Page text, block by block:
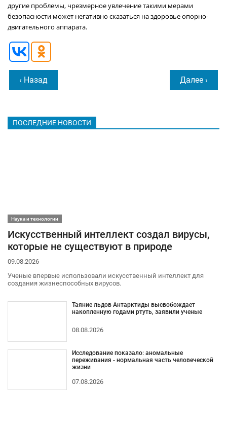
другие проблемы, чрезмерное увлечение такими мерами
безопасности может негативно сказаться на здоровье опорно-
двигательного аппарата.
‹ Назад Далее ›
ПОСЛЕДНИЕ НОВОСТИ
Наука и технологии
Искусственный интеллект создал вирусы,
которые не существуют в природе
09.08.2026
Ученые впервые использовали искусственный интеллект для
создания жизнеспособных вирусов.
Таяние льдов Антарктиды высвобождает
накопленную годами ртуть, заявили ученые
08.08.2026
Исследование показало: аномальные
переживания - нормальная часть человеческой
жизни
07.08.2026